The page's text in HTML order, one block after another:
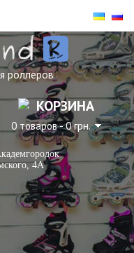
роллеров
КОРЗИНА
0 товаров - 0 грн.
4А